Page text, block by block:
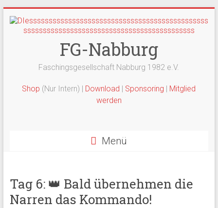
Inhalt
springen
FG-Nabburg
Faschingsgesellschaft Nabburg 1982 e.V.
Shop (Nur Intern) | Download | Sponsoring | Mitglied
werden
Menü
Tag 6: 👑 Bald übernehmen die
Narren das Kommando!